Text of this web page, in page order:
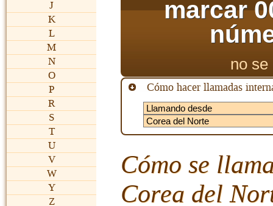
J
K
L
M
N
O
P
R
S
T
U
V
W
Y
Z
marcar
no
Cómo hacer llamadas
Cómo se
Corea del